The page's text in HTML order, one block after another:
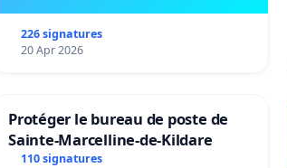
226 signatures
20 Apr 2026
Protéger le bureau de poste de
Sainte-Marcelline-de-Kildare
110 signatures